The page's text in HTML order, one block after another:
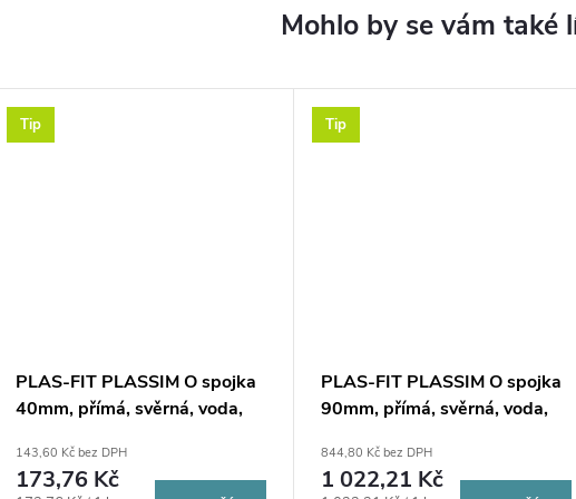
Tip
PLAS-FIT PLASSIM O spojka
40mm, přímá, svěrná, voda,
143,60 Kč bez DPH
173,76 Kč
Tip
PLAS-FIT PLASSIM O spojka
90mm, přímá, svěrná, voda,
844,80 Kč bez DPH
1 022,21 Kč